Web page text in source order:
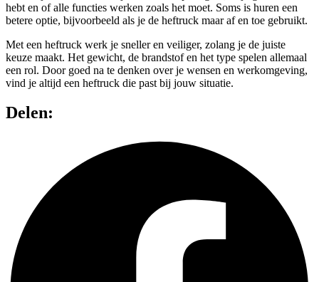
hebt en of alle functies werken zoals het moet. Soms is huren een
betere optie, bijvoorbeeld als je de heftruck maar af en toe gebruikt.
Met een heftruck werk je sneller en veiliger, zolang je de juiste
keuze maakt. Het gewicht, de brandstof en het type spelen allemaal
een rol. Door goed na te denken over je wensen en werkomgeving,
vind je altijd een heftruck die past bij jouw situatie.
Delen: